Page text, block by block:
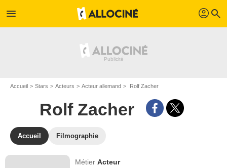
menu profil search
Accueil Stars Acteurs Acteur allemand Rolf Zacher
Rolf Zacher
Accueil Filmographie
MétierActeur